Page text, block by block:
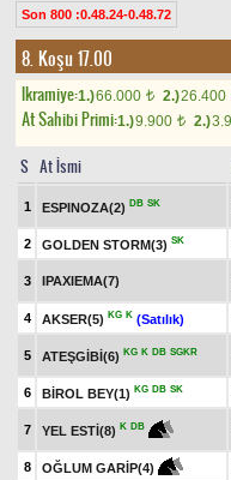
Son 800 :0.48.24-0.48.72
8. Koşu 17.00
Ikramiye:1.)66.000 t 2.)26.400
At Sahibi Primi:1.)9.900 t 2.)
S At İsmi
1 ESPINOZA(2) DB SK
2 GOLDEN STORM(3) SK
3 IPAXIEMA(7)
4 AKSER(5) KG K (Satılık)
5 ATEŞGİBİ(6) KG K DB SGKR
6 BİROL BEY(1) KG DB SK
7 YEL ESTİ(8) K DB
8 OĞLUM GARİP(4)